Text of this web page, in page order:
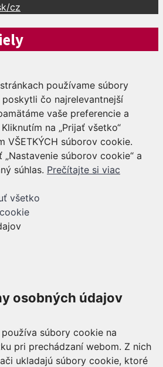
cz
používame súbory
čo najrelevantnejší
vaše preferencie a
na „Prijať všetko“
VŠETKÝCH súborov cookie.
súborov cookie“ a
súhlas. Prečítajte si viac
všetko
osobných údajov
súbory cookie na
pri prechádzaní webom. Z nich
ukladajú súbory cookie, ktoré